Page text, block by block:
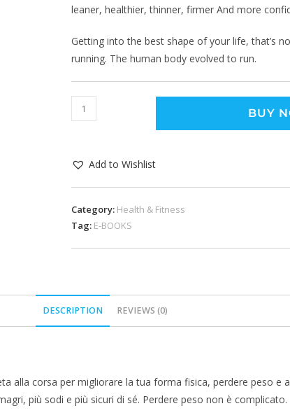
leaner, healthier, thinner, firmer And more
Getting into the best shape of your life, that’s
running. The human body evolved to run.
BUY
Add to Wishlist
Category: Health & Fitness
Tag: E-BOOKS
DESCRIPTION REVIEWS (0)
alla corsa per migliorare la tua forma fisica, perdere peso e
più sodi e più sicuri di sé. Perdere peso non è complicato.